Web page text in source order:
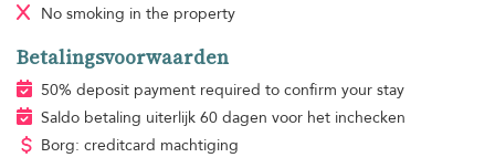
No smoking in the property
Betalingsvoorwaarden
50% deposit payment required to confirm your stay
Saldo betaling uiterlijk 60 dagen voor het inchecken
Borg: creditcard machtiging